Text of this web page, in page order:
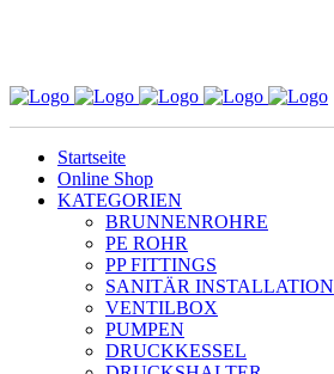
Startseite
Online Shop
KATEGORIEN
BRUNNENROHRE
PE ROHR
PP FITTINGS
SANITÄR INSTALLATION
VENTILBOX
PUMPEN
DRUCKKESSEL